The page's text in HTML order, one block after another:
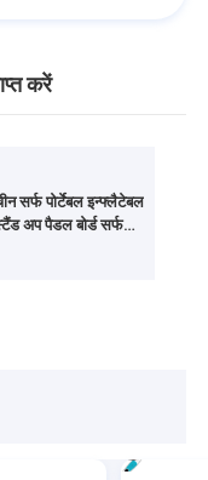
करें
सर्फ पोर्टेबल इन्फ्लैटेबल
अप पैडल बोर्ड सर्फ